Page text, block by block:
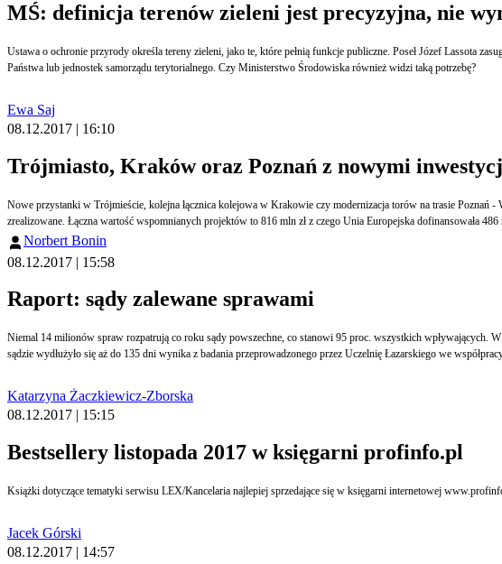
MŚ: definicja terenów zieleni jest precyzyjna, nie
Ustawa o ochronie przyrody określa tereny zieleni, jako te, które pełnią funkcje publiczne. Poseł Józef Lassota
Państwa lub jednostek samorządu terytorialnego. Czy Ministerstwo Środowiska również widzi taką potrzebę?
Ewa Saj
08.12.2017 | 16:10
Trójmiasto, Kraków oraz Poznań z nowymi
Nowe przystanki w Trójmieście, kolejna łącznica kolejowa w Krakowie czy modernizacja torów na trasie
zrealizowane. Łączna wartość wspomnianych projektów to 816 mln zł z czego Unia Europejska dofinansowała 486
Norbert Bonin
08.12.2017 | 15:58
Raport: sądy zalewane sprawami
Niemal 14 milionów spraw rozpatrują co roku sądy powszechne, co stanowi 95 proc. wszystkich wpływających.
sądzie wydłużyło się aż do 135 dni wynika z badania przeprowadzonego przez Uczelnię Łazarskiego
Katarzyna Żaczkiewicz-Zborska
08.12.2017 | 15:15
Bestsellery listopada 2017 w księgarni profinfo.pl
Książki dotyczące tematyki serwisu LEX/Kancelaria najlepiej sprzedające się w księgarni internetowej
Jacek Górski
08.12.2017 | 14:57